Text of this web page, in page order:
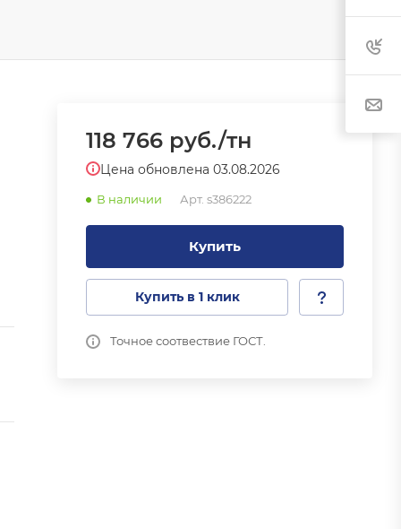
118 766 руб./тн
Цена обновлена 03.08.2026
В наличии Арт. s386222
Купить
Купить в 1 клик
Точное соотвествие ГОСТ.